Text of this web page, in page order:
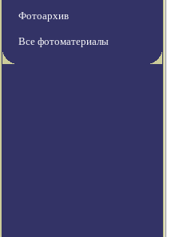
Фотоархив
Все фотоматериалы